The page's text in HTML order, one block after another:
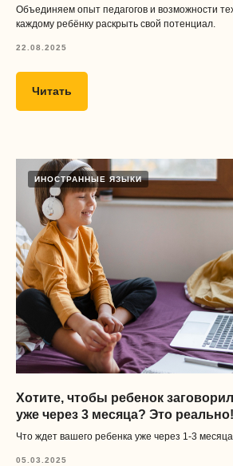
Объединяем опыт педагогов и возможности
каждому ребёнку раскрыть свой потенциал.
22.08.2025
Читать
ИНОСТРАННЫЕ ЯЗЫКИ
Хотите, чтобы ребенок
уже через 3 месяца? Это реально!
Что ждет вашего ребенка уже через 1-3
05.03.2025